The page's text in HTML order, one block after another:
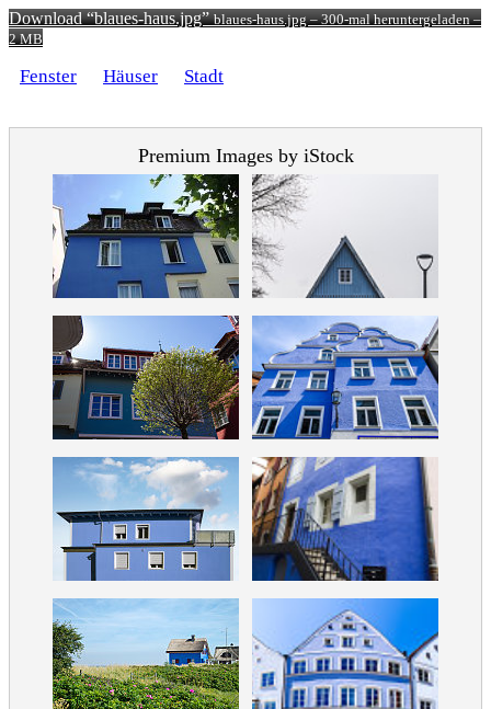
Download “blaues-haus.jpg”blaues-haus.jpg – 300-mal heruntergeladen –
2 MB
Fenster Häuser Stadt
Premium Images by iStock